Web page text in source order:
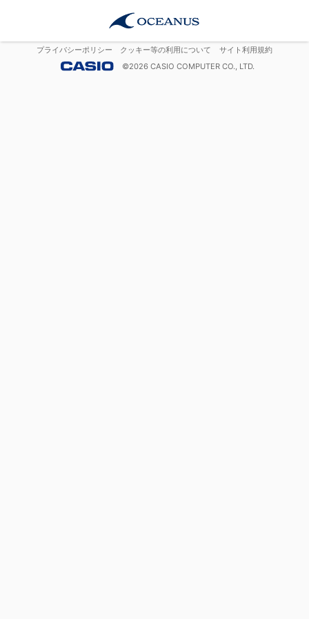
プライバシーポリシー クッキー等の利用について
サイト利用規約
©2026 CASIO COMPUTER CO., LTD.